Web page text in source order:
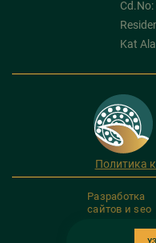
Kat
Политика
Разработка
сайтов и seo